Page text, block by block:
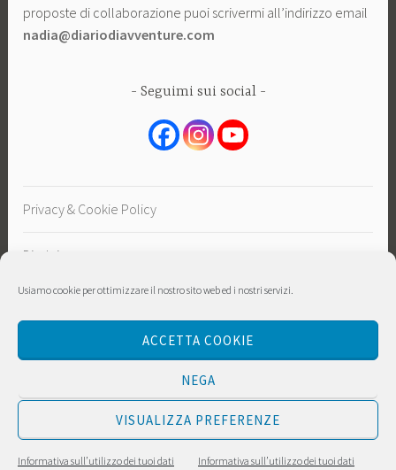
Usiamo cookie per ottimizzare il nostro sito web ed i nostri servizi.
ACCETTA COOKIE
NEGA
VISUALIZZA PREFERENZE
Informativa sull’utilizzo dei tuoi dati Informativa sull’utilizzo dei tuoi dati
proposte di collaborazione puoi scrivermi all’indirizzo email
nadia@diariodiavventure.com
Seguimi sui social
Privacy & Cookie Policy
Disclaimer